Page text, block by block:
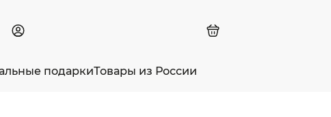
подаркиТовары из России